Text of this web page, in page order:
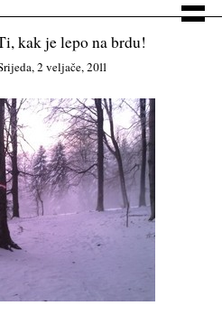
kak je lepo na brdu!
2 veljače, 2011